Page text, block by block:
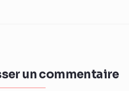
un commentaire